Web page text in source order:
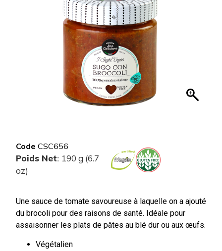
Code CSC656
Poids Net: 190 g (6.7
oz)
Une sauce de tomate savoureuse à laquelle on a ajouté
du brocoli pour des raisons de santé. Idéale pour
assaisonner les plats de pâtes au blé dur ou aux œufs.
Végétalien